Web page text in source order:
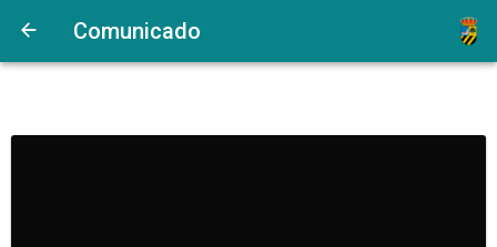
Comunicado